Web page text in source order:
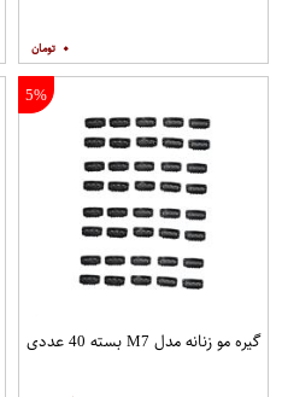
۰
5%
گیره مو زنانه مدل M7 بسته 40 عددی